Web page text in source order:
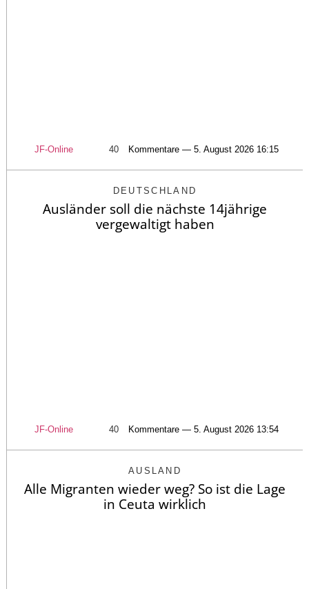
JF-Online 40 Kommentare — 5. August 2026 16:15
DEUTSCHLAND
Ausländer soll die nächste 14jährige
vergewaltigt haben
JF-Online 40 Kommentare — 5. August 2026 13:54
AUSLAND
Alle Migranten wieder weg? So ist die Lage
in Ceuta wirklich